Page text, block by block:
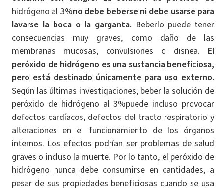
hidrógeno al 3%no debe beberse ni debe usarse para
lavarse la boca o la garganta. Beberlo puede tener
consecuencias muy graves, como daño de las
membranas mucosas, convulsiones o disnea. El
peróxido de hidrógeno es una sustancia beneficiosa,
pero está destinado únicamente para uso externo.
Según las últimas investigaciones, beber la solución de
peróxido de hidrógeno al 3%puede incluso provocar
defectos cardíacos, defectos del tracto respiratorio y
alteraciones en el funcionamiento de los órganos
internos. Los efectos podrían ser problemas de salud
graves o incluso la muerte. Por lo tanto, el peróxido de
hidrógeno nunca debe consumirse en cantidades, a
pesar de sus propiedades beneficiosas cuando se usa